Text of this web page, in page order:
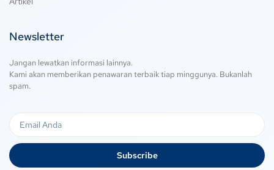
Newsletter
Jangan lewatkan informasi lainnya.
Kami akan memberikan penawaran terbaik tiap minggunya. Bukanlah
spam.
Subscribe